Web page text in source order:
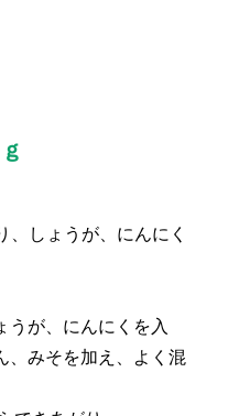
しょうが、にんにく
うが、にんにくを入
、みそを加え、よく混